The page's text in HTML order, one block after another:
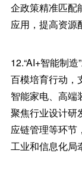
企政策精准匹配
应用，提高资源
12.“AI+智能制
百模培育行动，
智能家电、高端
聚焦行业设计研
应链管理等环节
工业和信息化局